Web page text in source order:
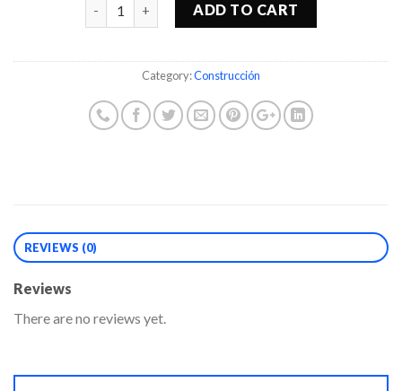
ADD TO CART
Category:Construcción
REVIEWS (0)
Reviews
There are no reviews yet.